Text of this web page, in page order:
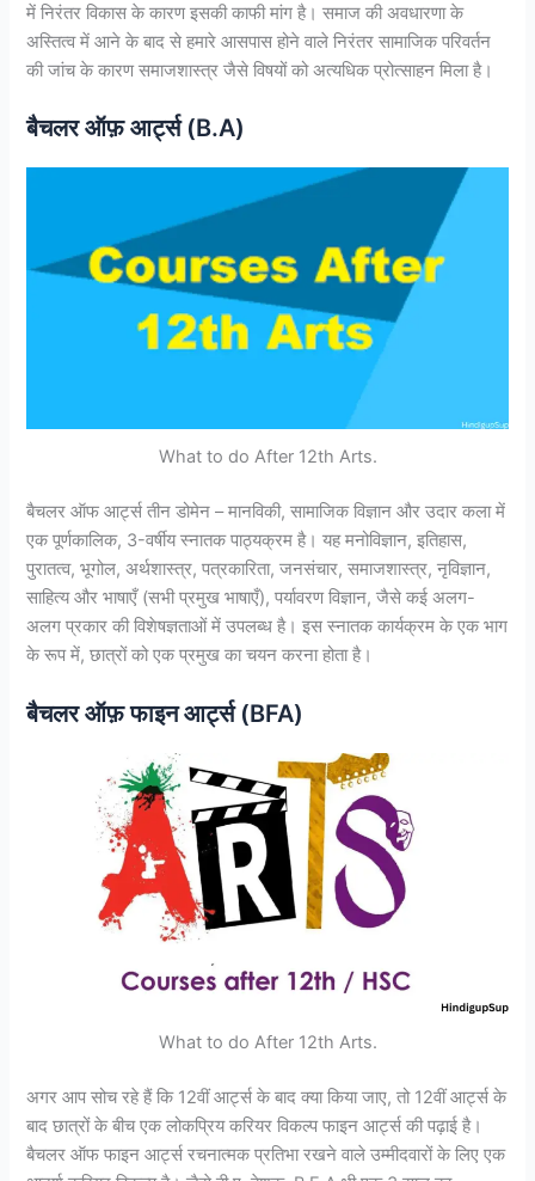
में निरंतर विकास के कारण इसकी काफी मांग है। समाज की अवधारणा के
अस्तित्व में आने के बाद से हमारे आसपास होने वाले निरंतर सामाजिक परिवर्तन
की जांच के कारण समाजशास्त्र जैसे विषयों को अत्यधिक प्रोत्साहन मिला है।
बैचलर ऑफ़ आर्ट्स (B.A)
What to do After 12th Arts.
बैचलर ऑफ आर्ट्स तीन डोमेन – मानविकी, सामाजिक विज्ञान और उदार कला में
एक पूर्णकालिक, 3-वर्षीय स्नातक पाठ्यक्रम है। यह मनोविज्ञान, इतिहास,
पुरातत्व, भूगोल, अर्थशास्त्र, पत्रकारिता, जनसंचार, समाजशास्त्र, नृविज्ञान,
साहित्य और भाषाएँ (सभी प्रमुख भाषाएँ), पर्यावरण विज्ञान, जैसे कई अलग-
अलग प्रकार की विशेषज्ञताओं में उपलब्ध है। इस स्नातक कार्यक्रम के एक भाग
के रूप में, छात्रों को एक प्रमुख का चयन करना होता है।
बैचलर ऑफ़ फाइन आर्ट्स (BFA)
What to do After 12th Arts.
अगर आप सोच रहे हैं कि 12वीं आर्ट्स के बाद क्या किया जाए, तो 12वीं आर्ट्स के
बाद छात्रों के बीच एक लोकप्रिय करियर विकल्प फाइन आर्ट्स की पढ़ाई है।
बैचलर ऑफ फाइन आर्ट्स रचनात्मक प्रतिभा रखने वाले उम्मीदवारों के लिए एक